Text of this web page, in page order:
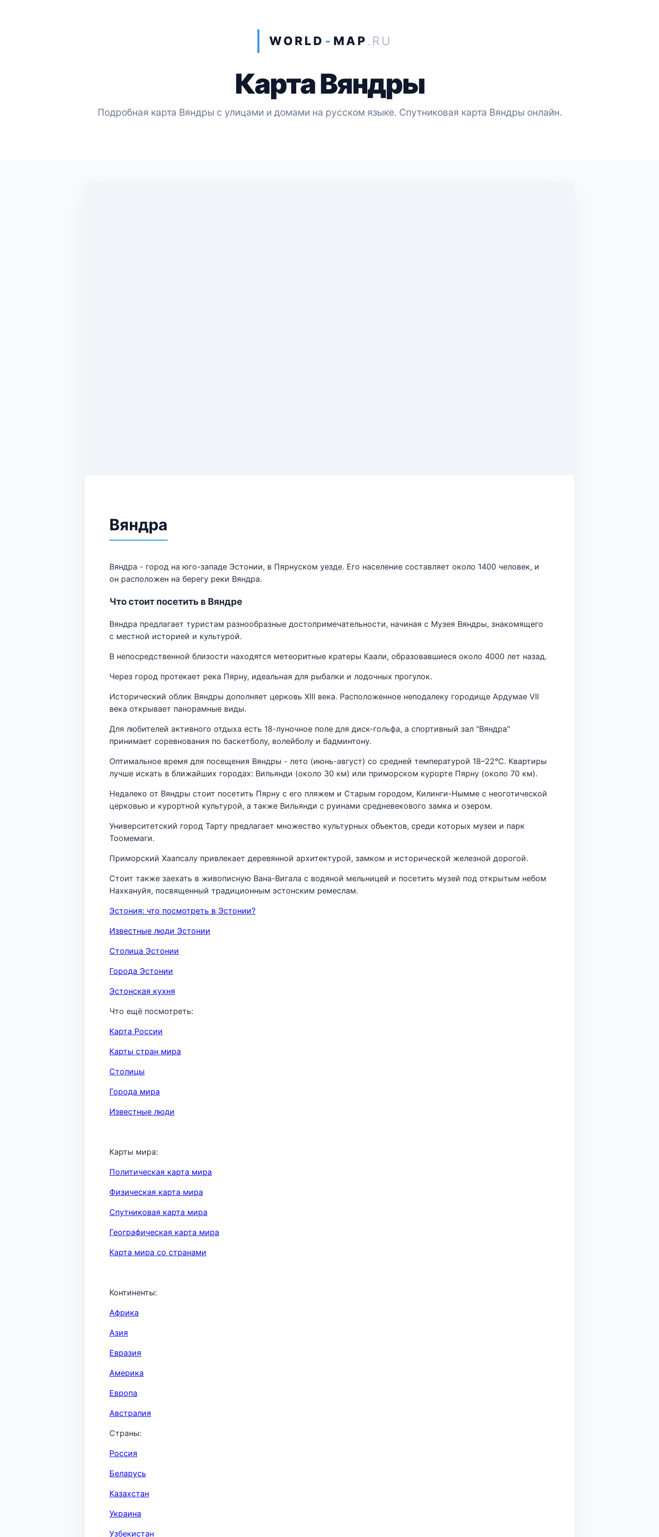
WORLD - MAP .RU
Карта Вяндры
Подробная карта Вяндры с улицами и домами на русском языке. Спутниковая карта Вяндры онлайн.
Вяндра
Вяндра - город на юго-западе Эстонии, в Пярнуском уезде. Его население составляет около 1400 человек, и
он расположен на берегу реки Вяндра.
Что стоит посетить в Вяндре
Вяндра предлагает туристам разнообразные достопримечательности, начиная с Музея Вяндры, знакомящего
с местной историей и культурой.
В непосредственной близости находятся метеоритные кратеры Каали, образовавшиеся около 4000 лет назад.
Через город протекает река Пярну, идеальная для рыбалки и лодочных прогулок.
Исторический облик Вяндры дополняет церковь XIII века. Расположенное неподалеку городище Ардумае VII
века открывает панорамные виды.
Для любителей активного отдыха есть 18-луночное поле для диск-гольфа, а спортивный зал "Вяндра"
принимает соревнования по баскетболу, волейболу и бадминтону.
Оптимальное время для посещения Вяндры - лето (июнь-август) со средней температурой 18–22°C. Квартиры
лучше искать в ближайших городах: Вильянди (около 30 км) или приморском курорте Пярну (около 70 км).
Недалеко от Вяндры стоит посетить Пярну с его пляжем и Старым городом, Килинги-Нымме с неоготической
церковью и курортной культурой, а также Вильянди с руинами средневекового замка и озером.
Университетский город Тарту предлагает множество культурных объектов, среди которых музеи и парк
Тоомемаги.
Приморский Хаапсалу привлекает деревянной архитектурой, замком и исторической железной дорогой.
Стоит также заехать в живописную Вана-Вигала с водяной мельницей и посетить музей под открытым небом
Нахкануйя, посвященный традиционным эстонским ремеслам.
Эстония: что посмотреть в Эстонии?
Известные люди Эстонии
Столица Эстонии
Города Эстонии
Эстонская кухня
Что ещё посмотреть:
Карта России
Карты стран мира
Столицы
Города мира
Известные люди
Карты мира:
Политическая карта мира
Физическая карта мира
Спутниковая карта мира
Географическая карта мира
Карта мира со странами
Континенты:
Африка
Азия
Евразия
Америка
Европа
Австралия
Страны:
Россия
Беларусь
Казахстан
Украина
Узбекистан